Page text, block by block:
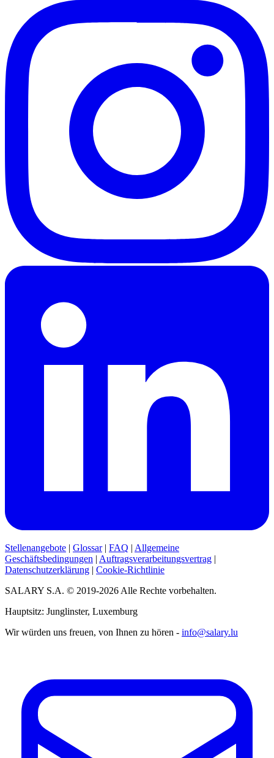
Stellenangebote | Glossar| FAQ | Allgemeine
Geschäftsbedingungen | Auftragsverarbeitungsvertrag |
Datenschutzerklärung | Cookie-Richtlinie
SALARY S.A. © 2019-2026 Alle Rechte vorbehalten.
Hauptsitz: Junglinster, Luxemburg
Wir würden uns freuen, von Ihnen zu hören - info@salary.lu